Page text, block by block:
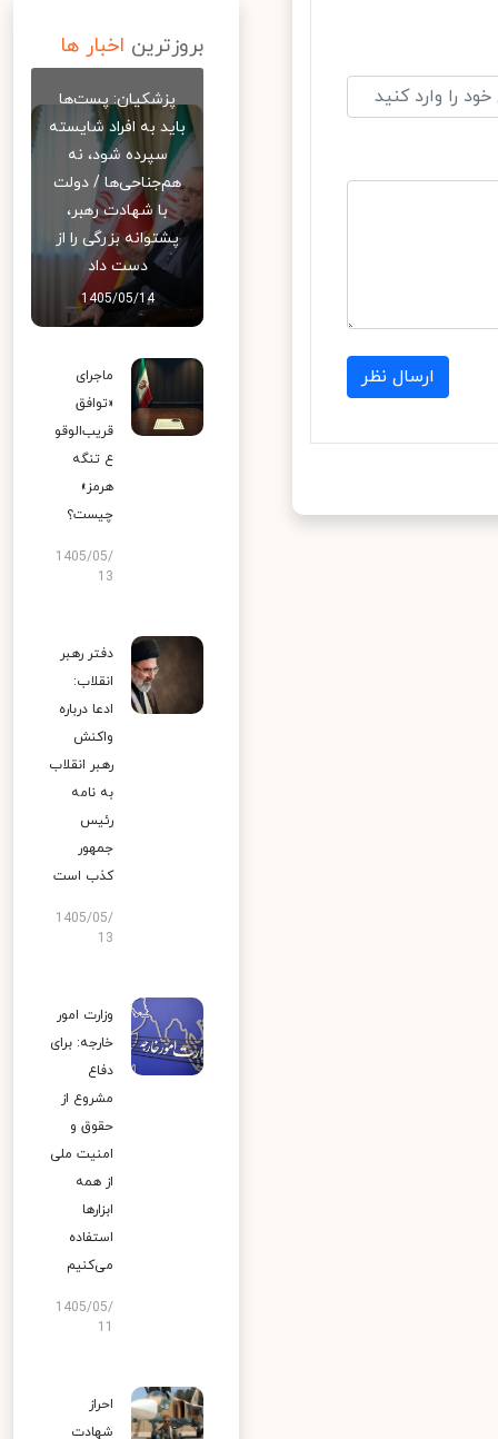
ارسال نظر
بروزترین اخبار ها
پزشکیان: پست‌ها
باید به افراد شایسته
سپرده شود، نه
هم‌جناحی‌ها / دولت
با شهادت رهبر،
پشتوانه بزرگی را از
دست داد
1405/05/14
ماجرای
«توافق
قریب‌الوقو
ع تنگه
هرمز»
چیست؟
1405/05/
13
دفتر رهبر
انقلاب:
ادعا درباره
واکنش
رهبر انقلاب
به نامه
رئیس
جمهور
کذب است
1405/05/
13
وزارت امور
خارجه: برای
دفاع
مشروع از
حقوق و
امنیت ملی
از همه
ابزارها
استفاده
می‌کنیم
1405/05/
احراز
شهادت